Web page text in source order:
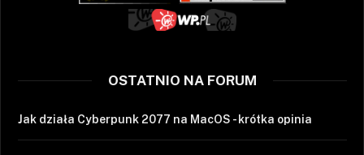
OSTATNIO NA FORUM
Jak działa Cyberpunk 2077 na MacOS - krótka opinia